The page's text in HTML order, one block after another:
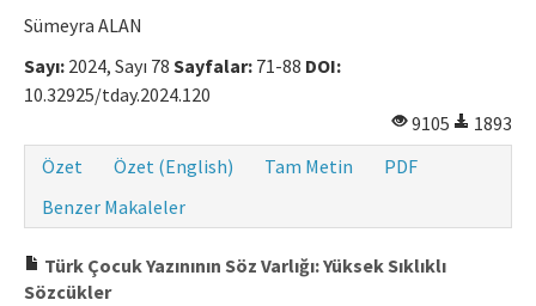
Sümeyra ALAN
Sayı: 2024, Sayı 78 Sayfalar: 71-88 DOI:
10.32925/tday.2024.120
9105
1893
Özet
Özet (English) Tam Metin
PDF
Benzer Makaleler
Türk Çocuk Yazınının Söz Varlığı: Yüksek Sıklıklı
Sözcükler